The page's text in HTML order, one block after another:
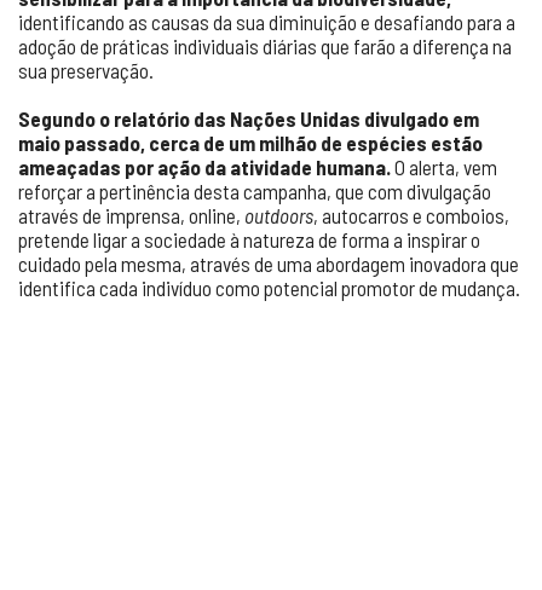
identificando as causas da sua diminuição e desafiando para a
adoção de práticas individuais diárias que farão a diferença na
sua preservação.
Segundo o relatório das Nações Unidas divulgado em
maio passado, cerca de um milhão de espécies estão
ameaçadas por ação da atividade humana.O alerta, vem
reforçar a pertinência desta campanha, que com divulgação
através de imprensa, online, outdoors, autocarros e comboios,
pretende ligar a sociedade à natureza de forma a inspirar o
cuidado pela mesma, através de uma abordagem inovadora que
identifica cada indivíduo como potencial promotor de mudança.